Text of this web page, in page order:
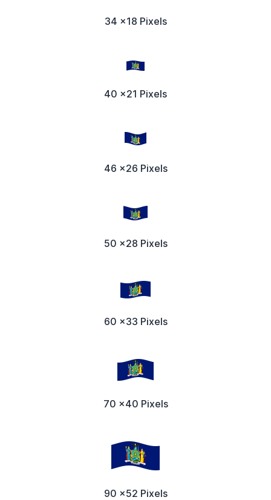
34 x18 Pixels
40 x21 Pixels
46 x26 Pixels
50 x28 Pixels
60 x33 Pixels
70 x40 Pixels
90 x52 Pixels